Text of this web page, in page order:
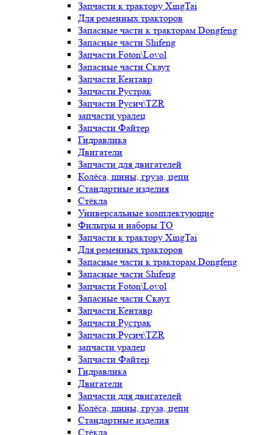
Запчасти к трактору XingTai
Для ременных тракторов
Запасные части к тракторам Dongfeng
Запасные части Shifeng
Запчасти Foton\Lovol
Запасные части Скаут
Запчасти Кентавр
Запчасти Рустрак
Запчасти Русич\TZR
запчасти уралец
Запчасти Файтер
Гидравлика
Двигатели
Запчасти для двигателей
Колёса, шины, груза, цепи
Стандартные изделия
Стёкла
Универсальные комплектующие
Фильтры и наборы ТО
Запчасти к трактору XingTai
Для ременных тракторов
Запасные части к тракторам Dongfeng
Запасные части Shifeng
Запчасти Foton\Lovol
Запасные части Скаут
Запчасти Кентавр
Запчасти Рустрак
Запчасти Русич\TZR
запчасти уралец
Запчасти Файтер
Гидравлика
Двигатели
Запчасти для двигателей
Колёса, шины, груза, цепи
Стандартные изделия
Стёкла